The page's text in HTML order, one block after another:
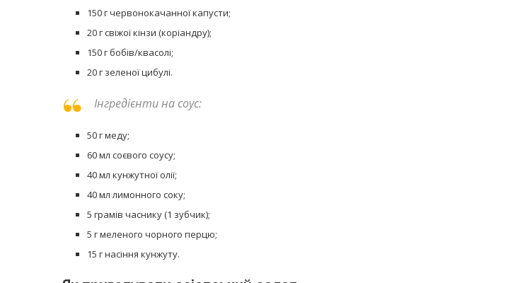
150 г червонокачанної капусти;
20 г свіжої кінзи (коріандру);
150 г бобів/квасолі;
20 г зеленої цибулі.
Інгредієнти на соус:
50 г меду;
60 мл соєвого соусу;
40 мл кунжутної олії;
40 мл лимонного соку;
5 грамів часнику (1 зубчик);
5 г меленого чорного перцю;
15 г насіння кунжуту.